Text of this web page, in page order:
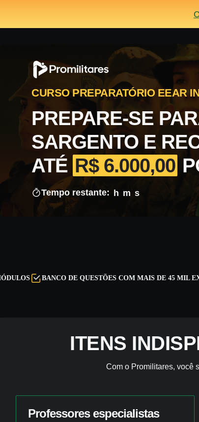
CURSO PREPARATÓRIO EEAR
PREPARE-SE
SARGENTO E
ATÉ R$ 6.000,00
Tempo restante: h m s
BANCO DE QUESTÕES COM MAIS DE 45 MIL EXERCÍCIOS
ITENS
Com o Promilitares, você
Professores especialistas